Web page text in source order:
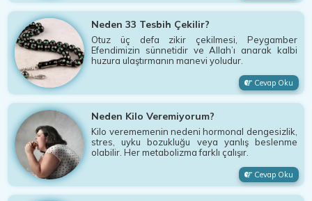
Neden 33 Tesbih Çekilir?
Otuz üç defa zikir çekilmesi, Peygamber
Efendimizin sünnetidir ve Allah’ı anarak kalbi
huzura ulaştırmanın manevi yoludur.
Cevap Oku
Neden Kilo Veremiyorum?
Kilo verememenin nedeni hormonal dengesizlik,
stres, uyku bozukluğu veya yanlış beslenme
olabilir. Her metabolizma farklı çalışır.
Cevap Oku